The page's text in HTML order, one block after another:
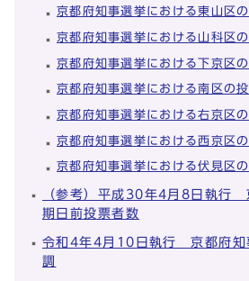
京都府知事選挙における東山区
京都府知事選挙における山科区
京都府知事選挙における下京区
京都府知事選挙における南区の
京都府知事選挙における右京区
京都府知事選挙における西京区
京都府知事選挙における伏見区
（参考）平成30年4月8日執行
期日前投票者数
令和4年4月10日執行 京都府
調